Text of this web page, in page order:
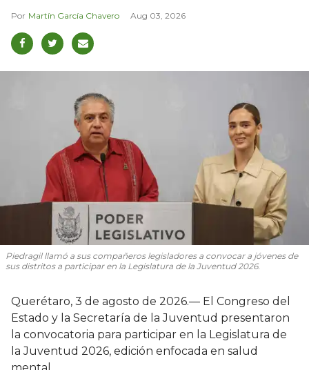
Martín García Chavero Aug 03, 2026
Piedragil llamó a sus compañeros legisladores a convocar a jóvenes de
sus distritos a participar en la Legislatura de la Juventud 2026.
Querétaro, 3 de agosto de 2026.— El Congreso del
Estado y la Secretaría de la Juventud presentaron
la convocatoria para participar en la Legislatura de
la Juventud 2026, edición enfocada en salud
mental.